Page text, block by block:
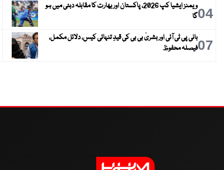
04
ویمنز ایشیا کپ 2026، پاکستان اور بھارت کا مقابلہ دبئی میں ہو
گا
07بانی پی ٹی آئی اور بشریٰ بی بی کی قیدِ تنہائی کیس، دلائل مکمل،
فیصلہ محفوظ